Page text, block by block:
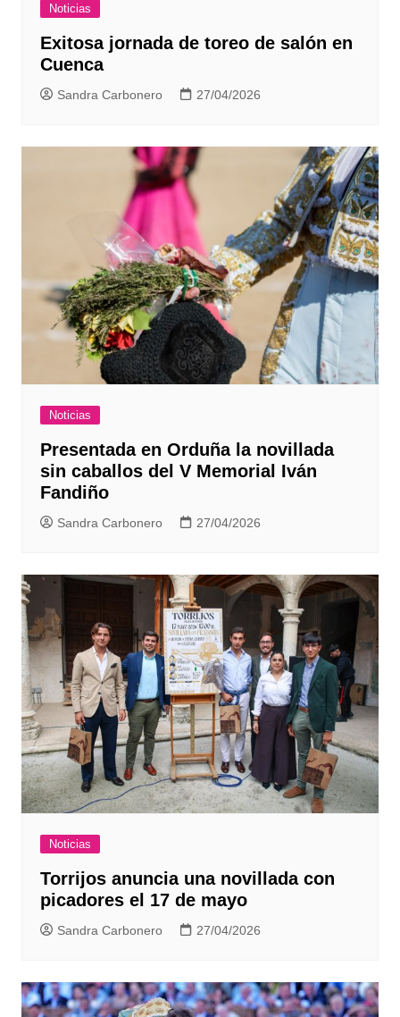
Noticias
Exitosa jornada de toreo de salón en
Cuenca
Sandra Carbonero 27/04/2026
Noticias
Presentada en Orduña la novillada
sin caballos del V Memorial Iván
Fandiño
Sandra Carbonero 27/04/2026
Noticias
Torrijos anuncia una novillada con
picadores el 17 de mayo
Sandra Carbonero 27/04/2026